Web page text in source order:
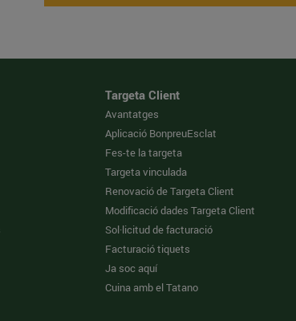
Targeta Client
Avantatges
Aplicació BonpreuEsclat
Fes-te la targeta
Targeta vinculada
Renovació de Targeta Client
Modificació dades Targeta Client
Sol·licitud de facturació
Facturació tiquets
Ja soc aquí
Cuina amb el Tatano